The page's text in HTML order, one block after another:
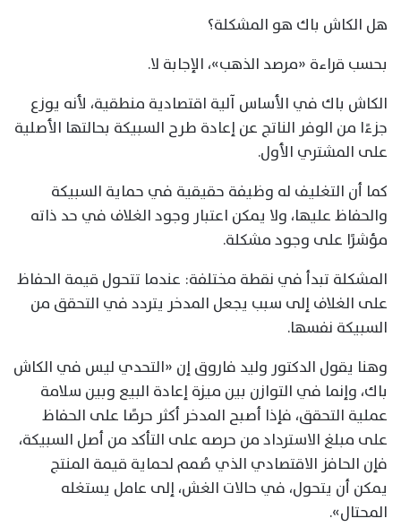
هل الكاش باك هو المشكلة؟
بحسب قراءة «مرصد الذهب»، الإجابة لا.
الكاش باك في الأساس آلية اقتصادية منطقية، لأنه يوزع
جزءًا من الوفر الناتج عن إعادة طرح السبيكة بحالتها الأصلية
على المشتري الأول.
كما أن التغليف له وظيفة حقيقية في حماية السبيكة
والحفاظ عليها، ولا يمكن اعتبار وجود الغلاف في حد ذاته
مؤشرًا على وجود مشكلة.
المشكلة تبدأ في نقطة مختلفة: عندما تتحول قيمة الحفاظ
على الغلاف إلى سبب يجعل المدخر يتردد في التحقق من
السبيكة نفسها.
وهنا يقول الدكتور وليد فاروق إن «التحدي ليس في الكاش
باك، وإنما في التوازن بين ميزة إعادة البيع وبين سلامة
عملية التحقق، فإذا أصبح المدخر أكثر حرصًا على الحفاظ
على مبلغ الاسترداد من حرصه على التأكد من أصل السبيكة،
فإن الحافز الاقتصادي الذي صُمم لحماية قيمة المنتج
يمكن أن يتحول، في حالات الغش، إلى عامل يستغله
المحتال».